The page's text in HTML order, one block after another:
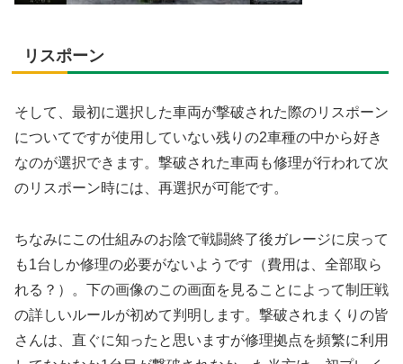
リスポーン
そして、最初に選択した車両が撃破された際のリスポーン
についてですが使用していない残りの2車種の中から好き
なのが選択できます。撃破された車両も修理が行われて次
のリスポーン時には、再選択が可能です。
ちなみにこの仕組みのお陰で戦闘終了後ガレージに戻って
も1台しか修理の必要がないようです（費用は、全部取ら
れる？）。下の画像のこの画面を見ることによって制圧戦
の詳しいルールが初めて判明します。撃破されまくりの皆
さんは、直ぐに知ったと思いますが修理拠点を頻繁に利用